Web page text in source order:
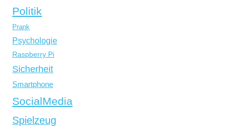
Politik
Prank
Psychologie
Raspberry Pi
Sicherheit
Smartphone
SocialMedia
Spielzeug